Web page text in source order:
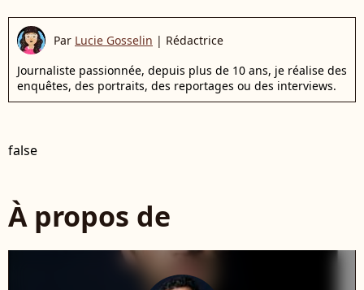
Par Lucie Gosselin | Rédactrice
Journaliste passionnée, depuis plus de 10 ans, je réalise des
enquêtes, des portraits, des reportages ou des interviews.
false
À propos de